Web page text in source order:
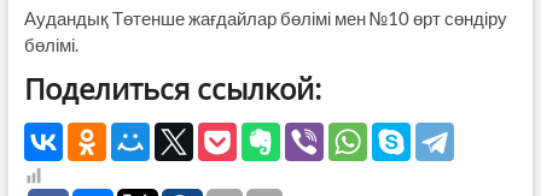
Аудандық Төтенше жағдайлар бөлімі мен №10 өрт сөндіру
бөлімі.
Поделиться ссылкой: